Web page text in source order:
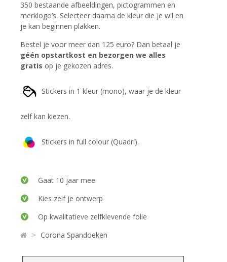
350 bestaande afbeeldingen, pictogrammen en
merklogo’s. Selecteer daarna de kleur die je wil en
je kan beginnen plakken.
Bestel je voor meer dan 125 euro? Dan betaal je
géén opstartkost en bezorgen we alles
gratis op je gekozen adres.
Stickers in 1 kleur (mono), waar je de kleur
zelf kan kiezen.
Stickers in full colour (Quadri).
Gaat 10 jaar mee
Kies zelf je ontwerp
Op kwalitatieve zelfklevende folie
> Corona Spandoeken